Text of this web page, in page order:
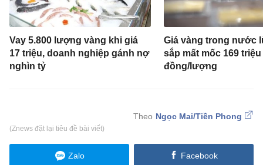
Vay 5.800 lượng vàng khi giá
17 triệu, doanh nghiệp gánh nợ
nghìn tỷ
Giá vàng trong nước
sắp mất mốc 169 triệu
đồng/lượng
Ngọc Mai/Tiền Phong
(Znews đặt lại tiêu đề bài viết)
Zalo Facebook